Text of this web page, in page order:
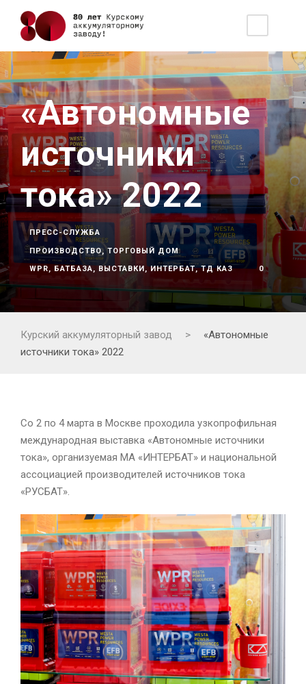
«Автономные
источники
тока» 2022
ПРЕСС-СЛУЖБА
ПРОИЗВОДСТВО, ТОРГОВЫЙ ДОМ
WPR, БАТБАЗА, ВЫСТАВКИ, ИНТЕРБАТ, ТД КАЗ 0
Курский аккумуляторный завод >
«Автономные
источники тока» 2022
Со 2 по 4 марта в Москве проходила узкопрофильная
международная выставка «Автономные источники
тока», организуемая МА «ИНТЕРБАТ» и национальной
ассоциацией производителей источников тока
«РУСБАТ».